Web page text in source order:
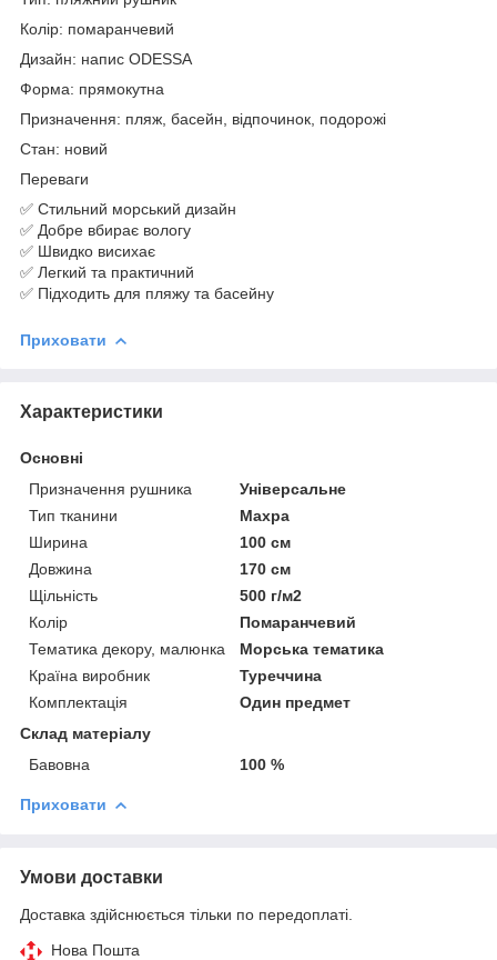
Колір: помаранчевий
Дизайн: напис ODESSA
Форма: прямокутна
Призначення: пляж, басейн, відпочинок, подорожі
Стан: новий
Переваги
✅ Стильний морський дизайн
✅ Добре вбирає вологу
✅ Швидко висихає
✅ Легкий та практичний
✅ Підходить для пляжу та басейну
Приховати
Характеристики
Основні
Призначення рушника
Універсальне
Тип тканини
Махра
Ширина
100 см
Довжина
170 см
Щільність
500 г/м2
Колір
Помаранчевий
Тематика декору, малюнка
Морська тематика
Країна виробник
Туреччина
Комплектація
Один предмет
Склад матеріалу
Бавовна
100 %
Приховати
Умови доставки
Доставка здійснюється тільки по передоплаті.
Нова Пошта